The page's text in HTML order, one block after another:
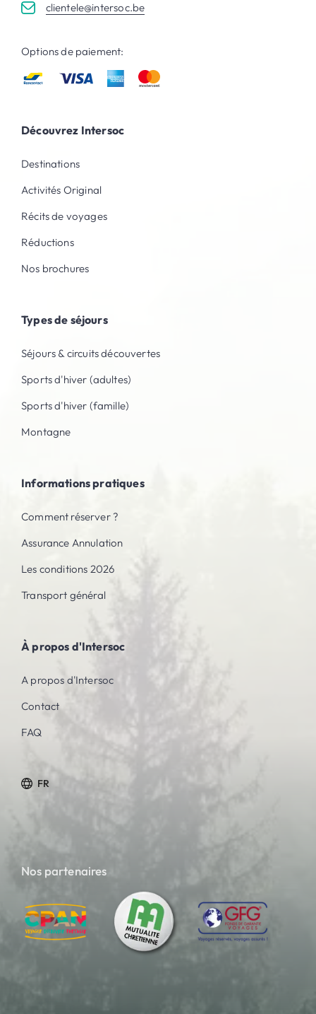
clientele@intersoc.be
Options de paiement:
Découvrez Intersoc
Destinations
Activités Original
Récits de voyages
Réductions
Nos brochures
Types de séjours
Séjours & circuits découvertes
Sports d'hiver (adultes)
Sports d'hiver (famille)
Montagne
Informations pratiques
Comment réserver ?
Assurance Annulation
Les conditions 2026
Transport général
À propos d'Intersoc
A propos d'Intersoc
Contact
FAQ
FR
Nos partenaires